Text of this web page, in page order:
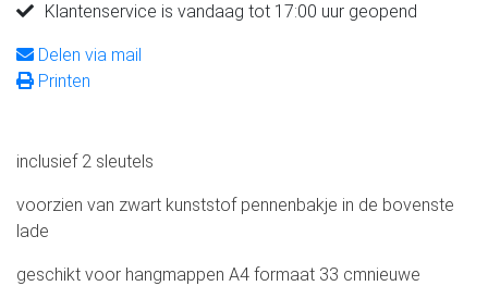
Klantenservice is vandaag tot 17:00 uur geopend
Delen via mail
Printen
inclusief 2 sleutels
voorzien van zwart kunststof pennenbakje in de bovenste
lade
geschikt voor hangmappen A4 formaat 33 cmnieuwe